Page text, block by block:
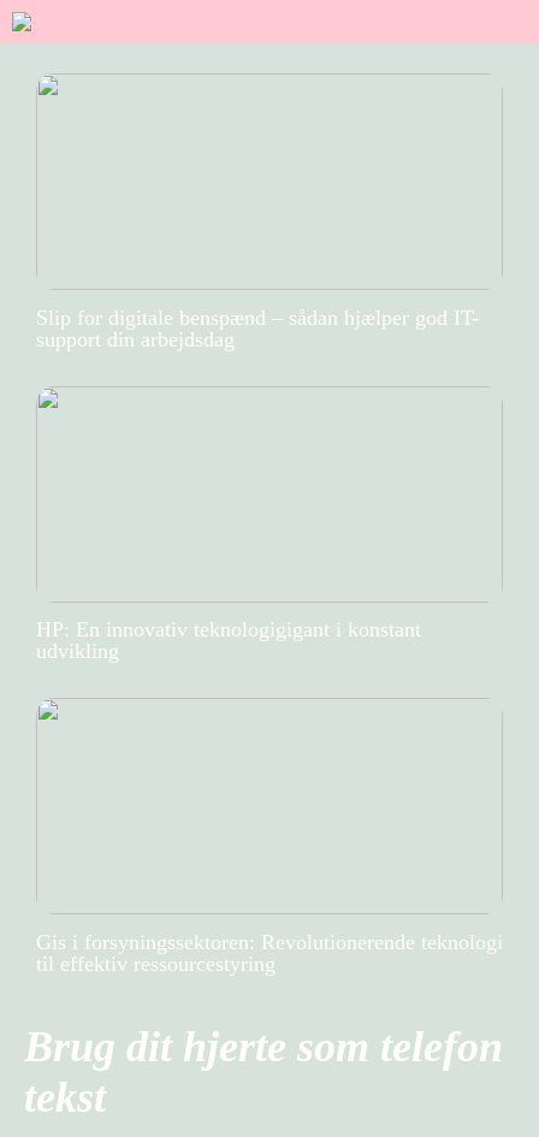
Slip for digitale benspænd – sådan hjælper god IT-
support din arbejdsdag
HP: En innovativ teknologigigant i konstant
udvikling
Gis i forsyningssektoren: Revolutionerende teknologi
til effektiv ressourcestyring
Brug dit hjerte som telefon
tekst